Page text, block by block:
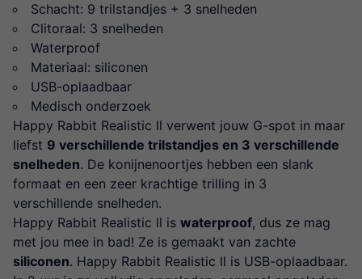
Schacht: 9 trilstandjes + 3 snelheden
Clitoraal: 3 snelheden
Waterproof
Materiaal: siliconen
USB-oplaadbaar
Medisch onderzoek
Happy Rabbit Realistic ll verwent jouw G-spot in maar
liefst 9 verschillende trilstandjes en 3 verschillende
snelheden. De konijnenoortjes hebben een slank
formaat en een zeer krachtige trilling in 3
verschillende snelheden.
Happy Rabbit Realistic ll is waterproof, dus ze mag
met jou mee in bad! Ze is gemaakt van zachte
siliconen. Happy Rabbit Realistic ll is USB-oplaadbaar.